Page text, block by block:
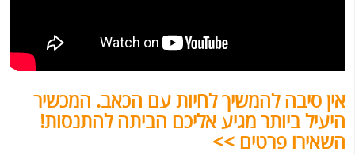
אין סיבה להמשיך לחיות עם הכאב. המכשיר
היעיל ביותר מגיע אליכם הביתה להתנסות!
השאירו פרטים >>